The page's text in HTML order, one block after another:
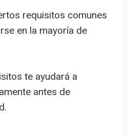
requisitos comunes
en la mayoría de
te ayudará a
antes de